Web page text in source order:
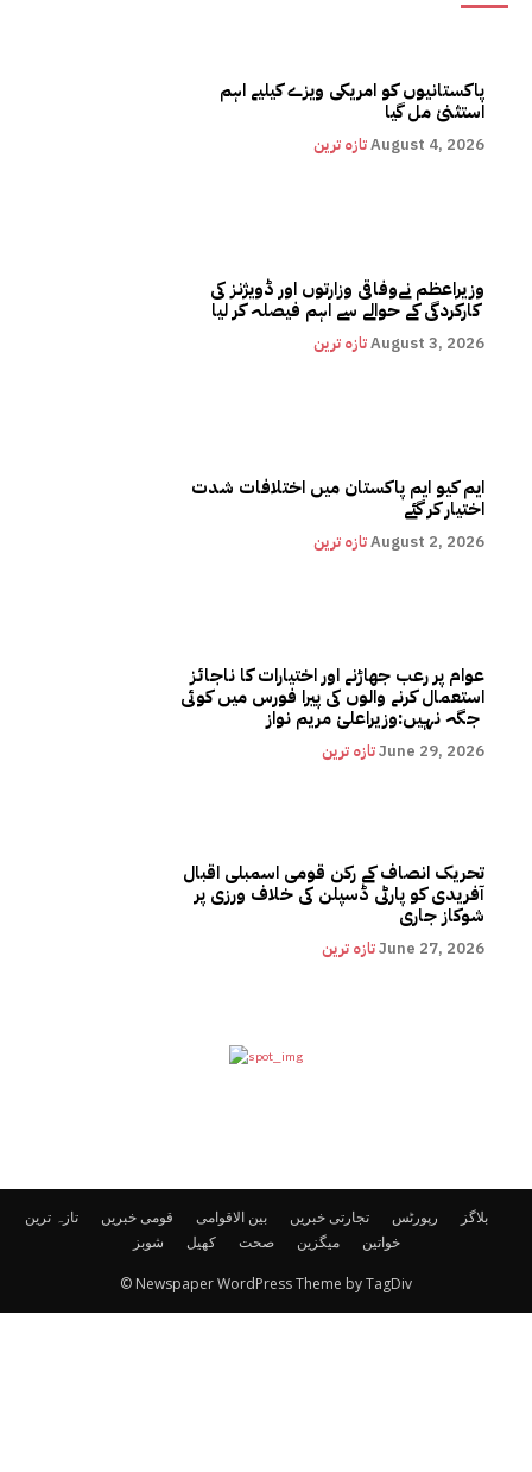
پاکستانیوں کو امریکی ویزے کیلیے اہم
استثنیٰ مل گیا
تازہ ترینAugust 4, 2026
وزیراعظم نےوفاقی وزارتوں اور ڈویژنز کی
کارکردگی کے حوالے سے اہم فیصلہ کر لیا
تازہ ترینAugust 3, 2026
ایم کیو ایم پاکستان میں اختلافات شدت
اختیار کر گئے
تازہ ترینAugust 2, 2026
عوام پر رعب جھاڑنے اور اختیارات کا ناجائز
استعمال کرنے والوں کی پیرا فورس میں کوئی
تازہ ترینJune 29, 2026
تحریک انصاف کے رکن قومی اسمبلی اقبال
آفریدی کو پارٹی ڈسپلن کی خلاف ورزی پر
شوکاز جاری
تازہ ترینJune 27, 2026
تازہ ترین قومی خبریں بین الاقوامی تجارتی خبریں رپورٹس
بلاگز
شوبز
کھیل صحت میگزین خواتین
© Newspaper WordPress Theme by TagDiv